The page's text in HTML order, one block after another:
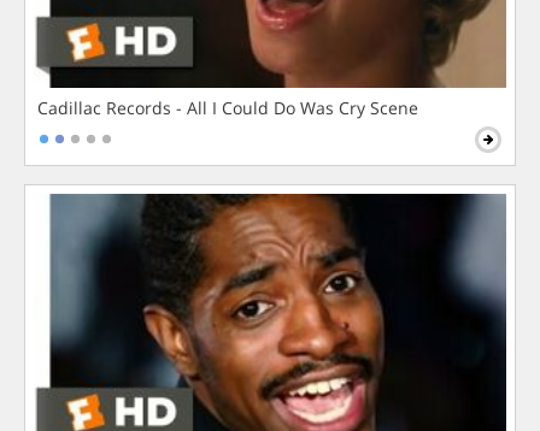
Cadillac Records - All I Could Do Was Cry Scene